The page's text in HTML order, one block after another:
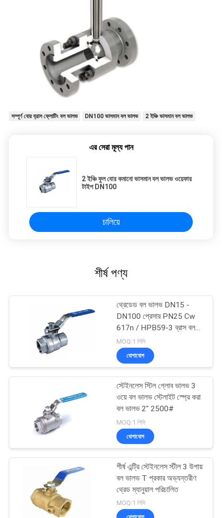
সম্পূর্ণ বোর হ্রাস ফ্লোটিং বল ভালভ DN100 ভাসমান বল ভালভ 2 ইঞ্চি ভাসমান বল ভালভ
এর সেরা মূল্য পান
2 ইঞ্চি ফুল বোর কমানো ভাসমান বল ভালভ ওয়েফার
টাইপ DN100
চালিয়ে
শীর্ষ পণ্য
থ্রেডেড বল ভালভ DN15 -
DN100 প্রেসার PN25 Cw
617n / HPB59-3 ব্রাস বল
কক ভালভ
MOQ:1 পিসি
যোগাযোগ
স্টেইনলেস স্টিল গ্লোব ভালভ 3
ওয়ে বল ভালভ স্টেলাইট স্প্রে করা
বল ভালভ 2" 2500#
MOQ:1 পিসি
যোগাযোগ
শীর্ষ এন্ট্রি স্টেইনলেস স্টীল 3 উপায়
বল ভালভ T প্রকার অভ্যন্তরীণ
থ্রেড ম্যানুয়াল পরিচালিত
MOQ:1 পিসি